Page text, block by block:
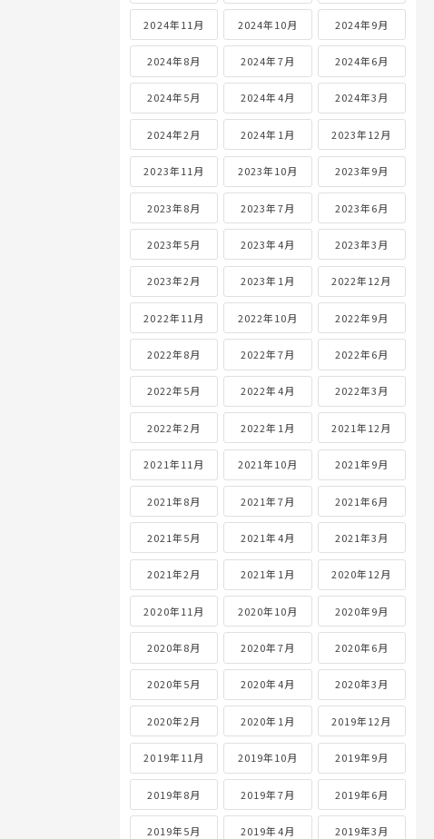
2024年11月 2024年10月 2024年9月
2024年8月 2024年7月 2024年6月
2024年5月 2024年4月 2024年3月
2024年2月 2024年1月 2023年12月
2023年11月 2023年10月 2023年9月
2023年8月 2023年7月 2023年6月
2023年5月 2023年4月 2023年3月
2023年2月 2023年1月 2022年12月
2022年11月 2022年10月 2022年9月
2022年8月 2022年7月 2022年6月
2022年5月 2022年4月 2022年3月
2022年2月 2022年1月 2021年12月
2021年11月 2021年10月 2021年9月
2021年8月 2021年7月 2021年6月
2021年5月 2021年4月 2021年3月
2021年2月 2021年1月 2020年12月
2020年11月 2020年10月 2020年9月
2020年8月 2020年7月 2020年6月
2020年5月 2020年4月 2020年3月
2020年2月 2020年1月 2019年12月
2019年11月 2019年10月 2019年9月
2019年8月 2019年7月 2019年6月
2019年5月 2019年4月 2019年3月